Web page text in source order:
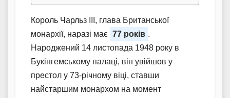
Король Чарльз III, глава Британської
монархії, наразі має 77 років .
Народжений 14 листопада 1948 року в
Букінгемському палаці, він увійшов у
престол у 73-річному віці, ставши
найстаршим монархом на момент